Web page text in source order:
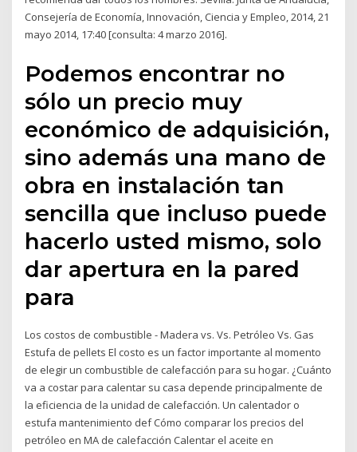
Consejería de Economía, Innovación, Ciencia y Empleo, 2014, 21
mayo 2014, 17:40 [consulta: 4 marzo 2016].
Podemos encontrar no
sólo un precio muy
económico de adquisición,
sino además una mano de
obra en instalación tan
sencilla que incluso puede
hacerlo usted mismo, solo
dar apertura en la pared
para
Los costos de combustible - Madera vs. Vs. Petróleo Vs. Gas
Estufa de pellets El costo es un factor importante al momento
de elegir un combustible de calefacción para su hogar. ¿Cuánto
va a costar para calentar su casa depende principalmente de
la eficiencia de la unidad de calefacción. Un calentador o
estufa mantenimiento def Cómo comparar los precios del
petróleo en MA de calefacción Calentar el aceite en